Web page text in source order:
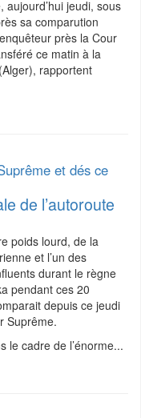
aujourd’hui jeudi, sous
sa comparution
près la Cour
ce matin à la
rapportent
et dés ce
de l’autoroute
poids lourd, de la
et l’un des
durant le règne
pendant ces 20
depuis ce jeudi
Suprême.
le cadre de l’énorme...